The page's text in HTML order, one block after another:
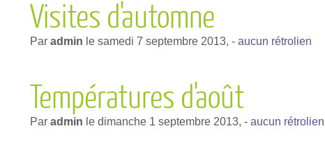
Visites d'automne
Par admin le samedi 7 septembre 2013, - aucun rétrolien
Températures d'août
Par admin le dimanche 1 septembre 2013, - aucun rétrolien